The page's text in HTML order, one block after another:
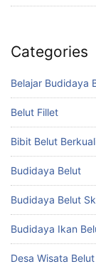
Categories
Belajar Budidaya
Belut Fillet
Bibit Belut
Budidaya Belut
Budidaya Belut
Budidaya Ikan
Desa Wisata Belut